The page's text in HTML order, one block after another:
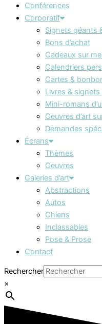
Conférences
Corporatif
Signets géants
Bons d’achat
Cadeaux sur
Calendriers
Cartes &
Livres &
Mini-romans
Oeuvres d’art
Demandes
Écrans
Thèmes
Oeuvres
Galeries d’art
Abstractions
Autos
Chiens
Inclassables
Pose & Prose
Contact
Rechercher
×